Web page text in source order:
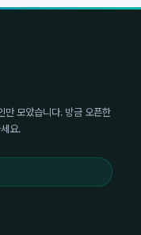
만 모았습니다. 방금 오픈한
요.